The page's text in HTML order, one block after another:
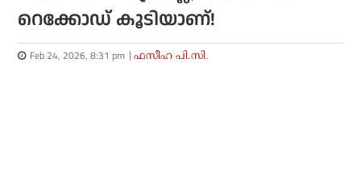
റെക്കോഡ് കൂടിയാണ്!
Feb 24, 2026, 8:31 pm ഫസീഹ പി.സി.